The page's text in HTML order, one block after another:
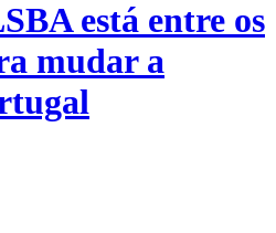
está entre os
mudar a